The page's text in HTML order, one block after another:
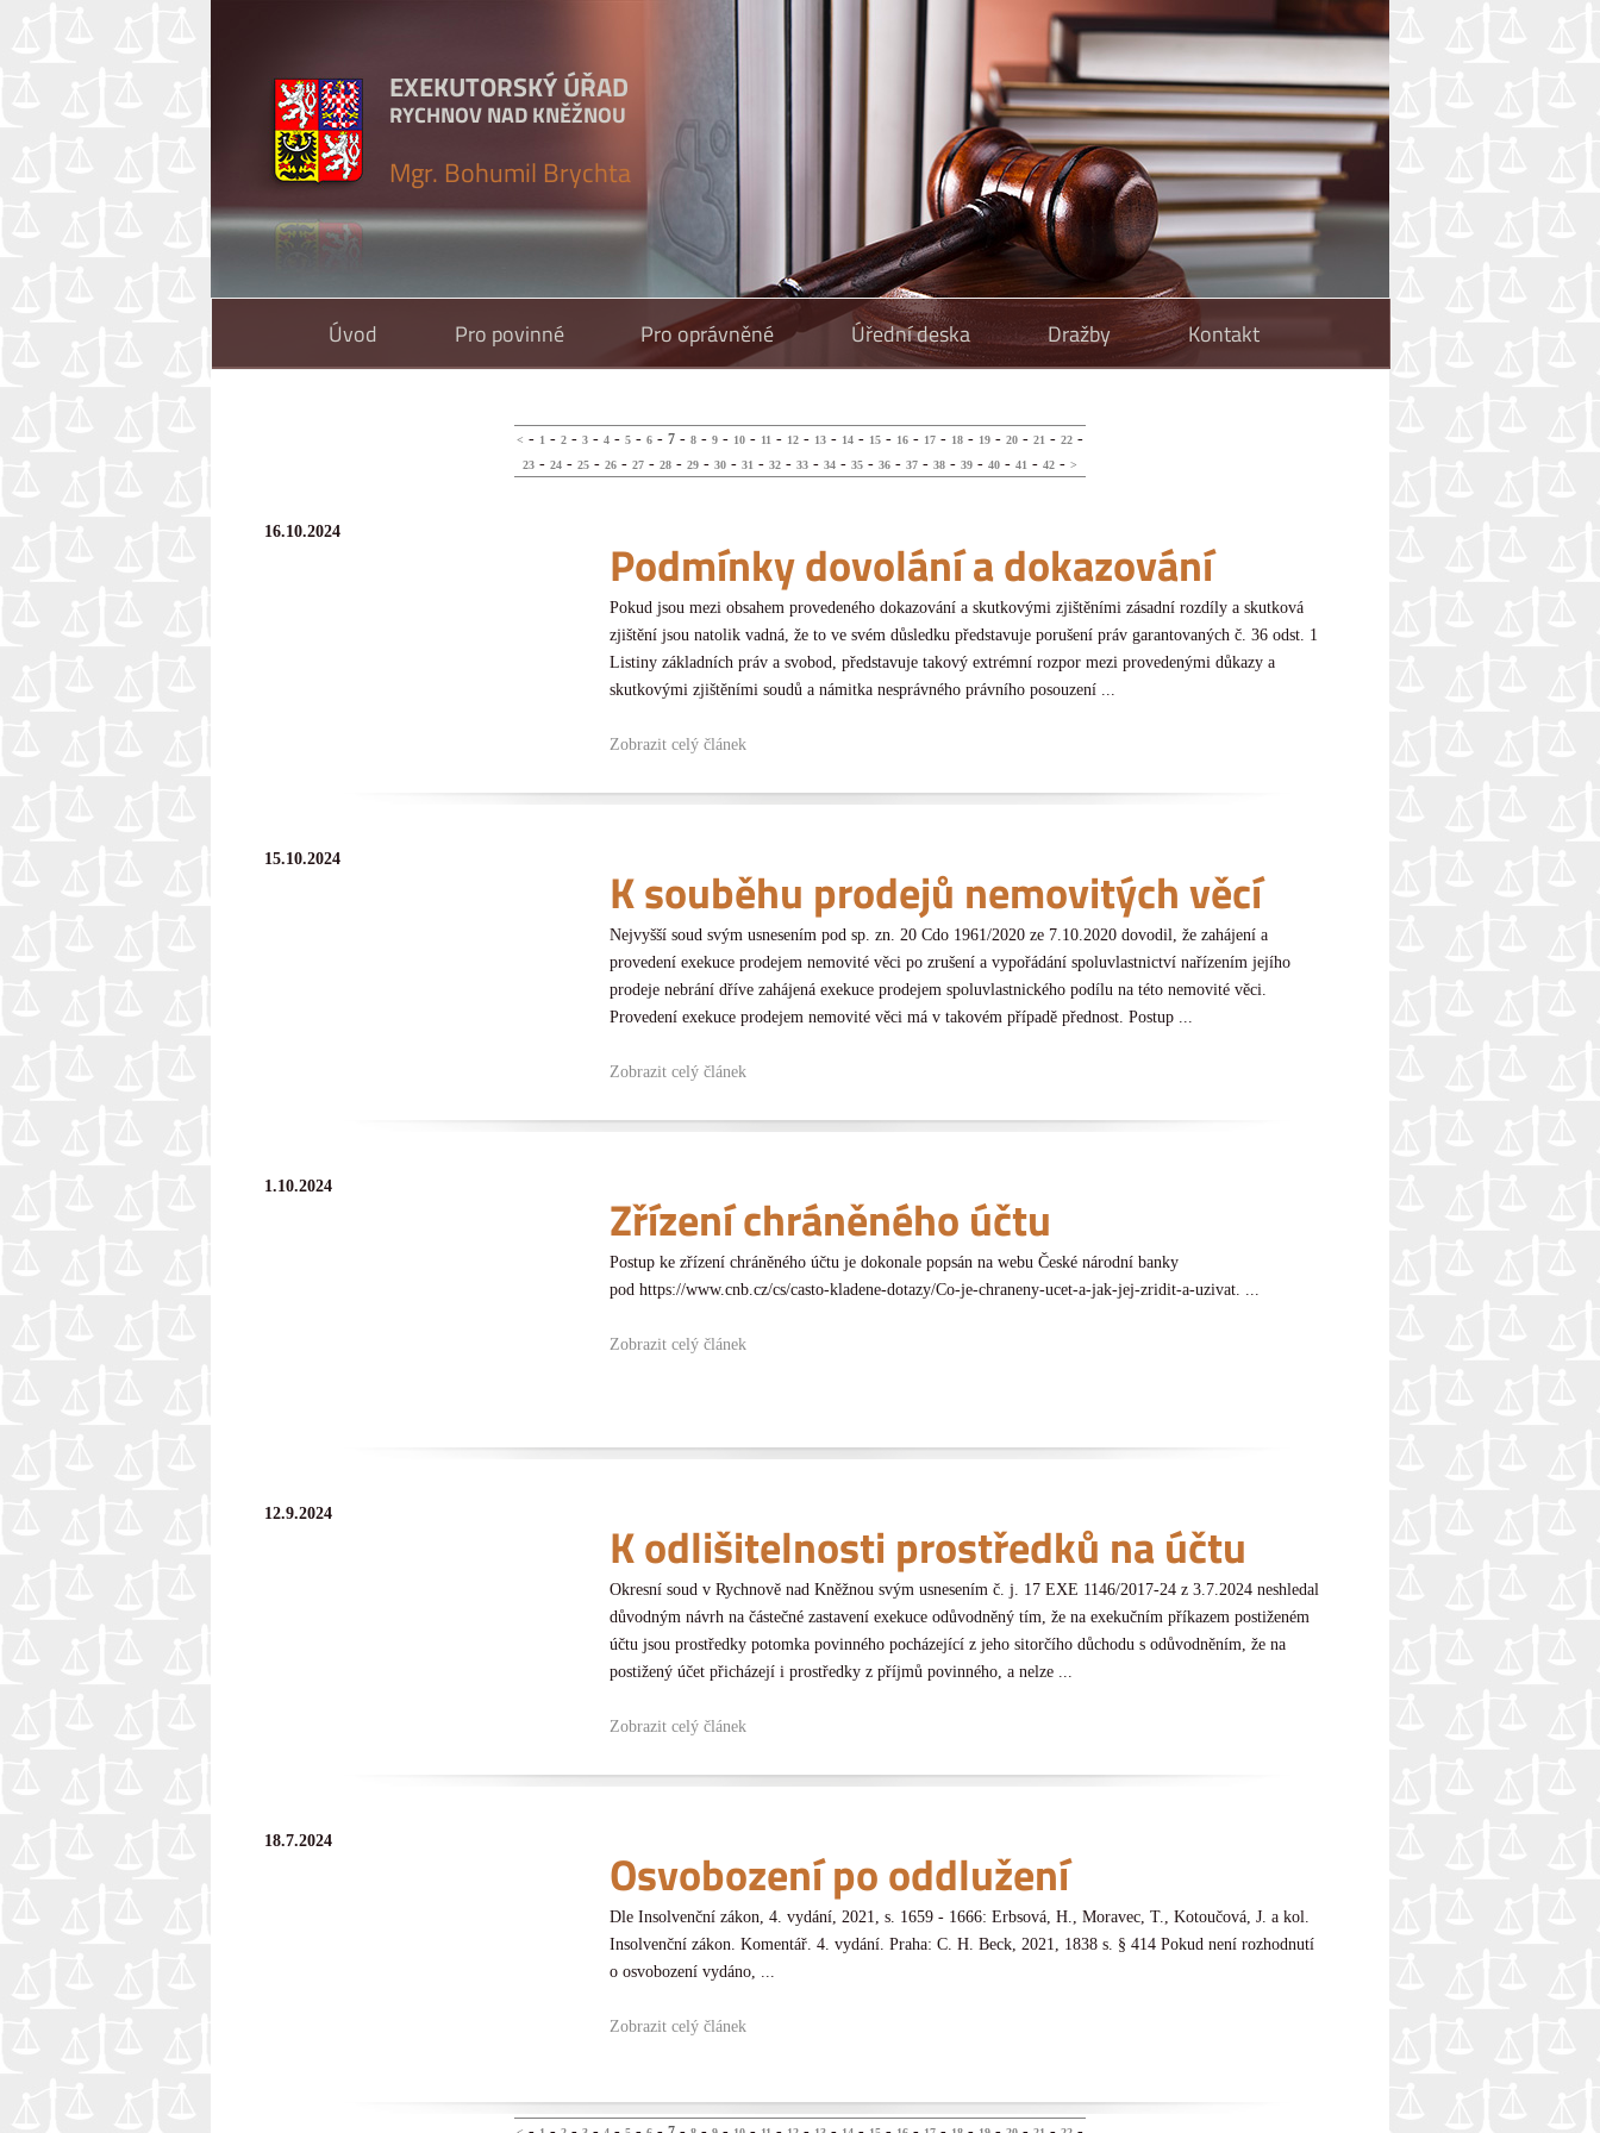
EXEKUTORSKÝ ÚŘAD
RYCHNOV NAD KNĚŽNOU
Mgr. Bohumil Brychta
Úvod Pro povinné Pro oprávněné Úřední deska Dražby Kontakt
< - 1 - 2 - 3 - 4 - 5 - 6 - 7 - 8 - 9 - 10 - 11 - 12 - 13 - 14 - 15 - 16 - 17 - 18 - 19 - 20 - 21 - 22 -
23 - 24 - 25 - 26 - 27 - 28 - 29 - 30 - 31 - 32 - 33 - 34 - 35 - 36 - 37 - 38 - 39 - 40 - 41 - 42 - >
16.10.2024
Podmínky dovolání a dokazování
Pokud jsou mezi obsahem provedeného dokazování a skutkovými zjištěními zásadní rozdíly a skutková
zjištění jsou natolik vadná, že to ve svém důsledku představuje porušení práv garantovaných č. 36 odst. 1
Listiny základních práv a svobod, představuje takový extrémní rozpor mezi provedenými důkazy a
skutkovými zjištěními soudů a námitka nesprávného právního posouzení ...
Zobrazit celý článek
15.10.2024
K souběhu prodejů nemovitých věcí
Nejvyšší soud svým usnesením pod sp. zn. 20 Cdo 1961/2020 ze 7.10.2020 dovodil, že zahájení a
provedení exekuce prodejem nemovité věci po zrušení a vypořádání spoluvlastnictví nařízením jejího
prodeje nebrání dříve zahájená exekuce prodejem spoluvlastnického podílu na této nemovité věci.
Provedení exekuce prodejem nemovité věci má v takovém případě přednost. Postup ...
Zobrazit celý článek
1.10.2024
Zřízení chráněného účtu
Postup ke zřízení chráněného účtu je dokonale popsán na webu České národní banky
pod https://www.cnb.cz/cs/casto-kladene-dotazy/Co-je-chraneny-ucet-a-jak-jej-zridit-a-uzivat. ...
Zobrazit celý článek
12.9.2024
K odlišitelnosti prostředků na účtu
Okresní soud v Rychnově nad Kněžnou svým usnesením č. j. 17 EXE 1146/2017-24 z 3.7.2024 neshledal
důvodným návrh na částečné zastavení exekuce odůvodněný tím, že na exekučním příkazem postiženém
účtu jsou prostředky potomka povinného pocházející z jeho sitorčího důchodu s odůvodněním, že na
postižený účet přicházejí i prostředky z příjmů povinného, a nelze ...
Zobrazit celý článek
18.7.2024
Osvobození po oddlužení
Dle Insolvenční zákon, 4. vydání, 2021, s. 1659 - 1666: Erbsová, H., Moravec, T., Kotoučová, J. a kol.
Insolvenční zákon. Komentář. 4. vydání. Praha: C. H. Beck, 2021, 1838 s. § 414 Pokud není rozhodnutí
o osvobození vydáno, ...
Zobrazit celý článek